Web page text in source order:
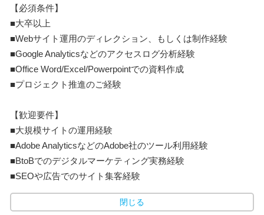
【必須条件】
■大卒以上
■Webサイト運用のディレクション、もしくは制作経験
■Google Analyticsなどのアクセスログ分析経験
■Office Word/Excel/Powerpointでの資料作成
■プロジェクト推進のご経験
【歓迎要件】
■大規模サイトの運用経験
■Adobe AnalyticsなどのAdobe社のツール利用経験
■BtoBでのデジタルマーケティング実務経験
■SEOや広告でのサイト集客経験
閉じる